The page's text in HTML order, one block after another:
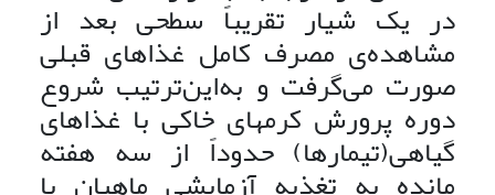
در یک شیار تقریباً سطحی بعد از
مشاهده‌ی مصرف کامل غذاهای قبلی
صورت می‌گرفت و به‌این‌ترتیب شروع
دوره پرورش کرمهای خاکی با غذاهای
گیاهی(تیمارها) حدوداً از سه هفته